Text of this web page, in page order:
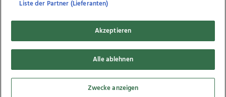
Copyrights © 2026 Tips Zeitungs GmbH & Co KG
developed by
Liste der Partner (Lieferanten)
Akzeptieren
Alle ablehnen
Zwecke anzeigen